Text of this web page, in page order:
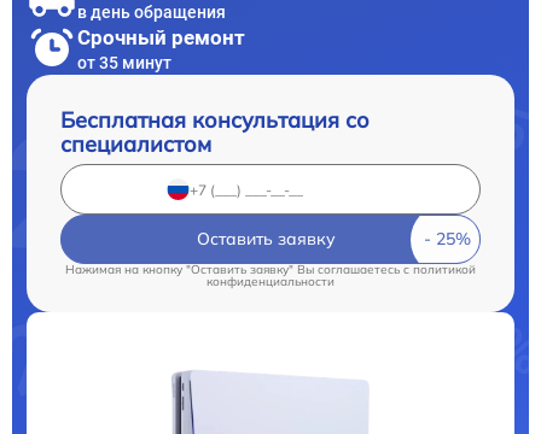
в день обращения
Срочный ремонт
от 35 минут
Бесплатная консультация со
специалистом
Оставить заявку
Нажимая на кнопку "Оставить заявку" Вы соглашаетесь cполитикой
конфиденциальности